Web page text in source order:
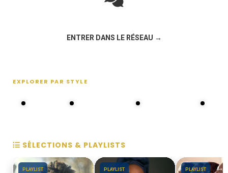
ENTRER DANS LE RÉSEAU →
EXPLORER PAR STYLE
SÉLECTIONS & PLAYLISTS
PLAYLIST PLAYLIST PLAYLIST